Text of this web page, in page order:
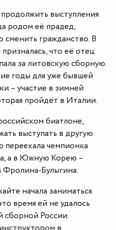
выступления
родом её прадед,
сменить гражданство. В
что её отец
за литовскую сборную.
годы для уже бывшей
– участие в зимней
пройдёт в Италии.
биатлоне,
выступать в другую
переехала чемпионка
а в Южную Корею –
Булыгина.
начала заниматься
время ей не удалось
сборной России.